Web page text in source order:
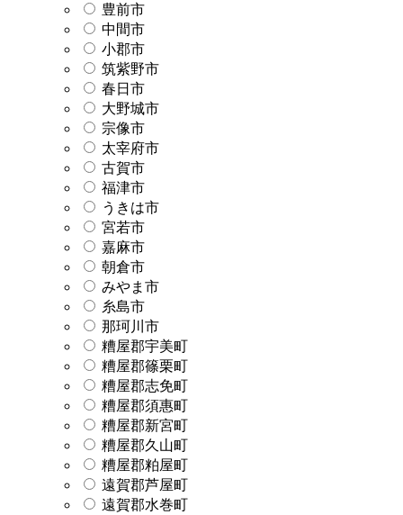
豊前市
中間市
小郡市
筑紫野市
春日市
大野城市
宗像市
太宰府市
古賀市
福津市
うきは市
宮若市
嘉麻市
朝倉市
みやま市
糸島市
那珂川市
糟屋郡宇美町
糟屋郡篠栗町
糟屋郡志免町
糟屋郡須惠町
糟屋郡新宮町
糟屋郡久山町
糟屋郡粕屋町
遠賀郡芦屋町
遠賀郡水巻町